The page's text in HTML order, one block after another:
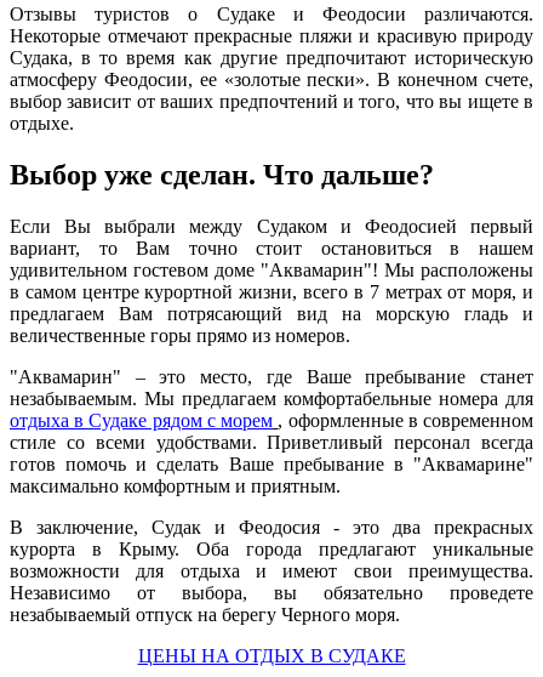
Отзывы туристов о Судаке и Феодосии различаются.
Некоторые отмечают прекрасные пляжи и красивую природу
Судака, в то время как другие предпочитают историческую
атмосферу Феодосии, ее «золотые пески». В конечном счете,
выбор зависит от ваших предпочтений и того, что вы ищете в
отдыхе.
Выбор уже сделан. Что дальше?
Если Вы выбрали между Судаком и Феодосией первый
вариант, то Вам точно стоит остановиться в нашем
удивительном гостевом доме "Аквамарин"! Мы расположены
в самом центре курортной жизни, всего в 7 метрах от моря, и
предлагаем Вам потрясающий вид на морскую гладь и
величественные горы прямо из номеров.
"Аквамарин" – это место, где Ваше пребывание станет
незабываемым. Мы предлагаем комфортабельные номера для
отдыха в Судаке рядом с морем , оформленные в современном
стиле со всеми удобствами. Приветливый персонал всегда
готов помочь и сделать Ваше пребывание в "Аквамарине"
максимально комфортным и приятным.
В заключение, Судак и Феодосия - это два прекрасных
курорта в Крыму. Оба города предлагают уникальные
возможности для отдыха и имеют свои преимущества.
Независимо от выбора, вы обязательно проведете
незабываемый отпуск на берегу Черного моря.
ЦЕНЫ НА ОТДЫХ В СУДАКЕ